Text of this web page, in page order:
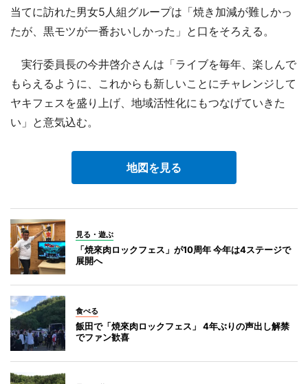
当てに訪れた男女5人組グループは「焼き加減が難しかっ
たが、黒モツが一番おいしかった」と口をそろえる。
実行委員長の今井啓介さんは「ライブを毎年、楽しんで
もらえるように、これからも新しいことにチャレンジして
ヤキフェスを盛り上げ、地域活性化にもつなげていきた
い」と意気込む。
地図を見る
見る・遊ぶ
「焼來肉ロックフェス」が10周年 今年は4ステージで
展開へ
食べる
飯田で「焼來肉ロックフェス」 4年ぶりの声出し解禁
でファン歓喜